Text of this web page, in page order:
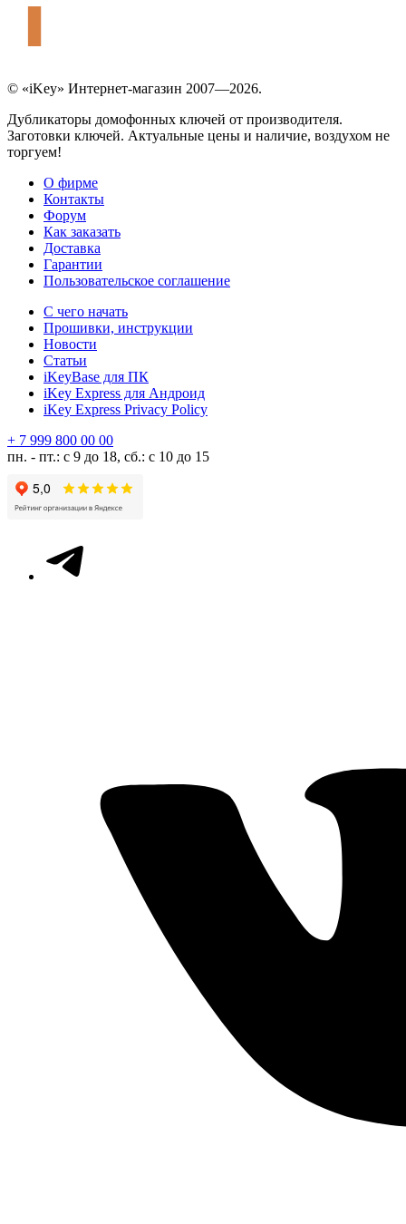
© «iKey» Интернет-магазин 2007—2026.
Дубликаторы домофонных ключей от производителя.
Заготовки ключей. Актуальные цены и наличие, воздухом не
торгуем!
О фирме
Контакты
Форум
Как заказать
Доставка
Гарантии
Пользовательское соглашение
С чего начать
Прошивки, инструкции
Новости
Статьи
iKeyBase для ПК
iKey Express для Андроид
iKey Express Privacy Policy
+ 7 999 800 00 00
пн. - пт.: с 9 до 18, сб.: с 10 до 15